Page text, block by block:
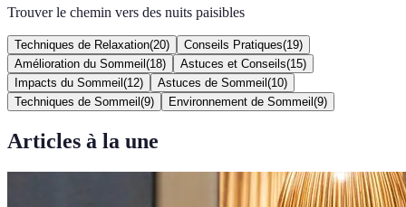
Trouver le chemin vers des nuits paisibles
Techniques de Relaxation(20) Conseils Pratiques(19)
Amélioration du Sommeil (18) Astuces et Conseils(15)
Impacts du Sommeil (12) Astuces de Sommeil (10)
Techniques de Sommeil (9) Environnement de Sommeil (9)
Articles à la une